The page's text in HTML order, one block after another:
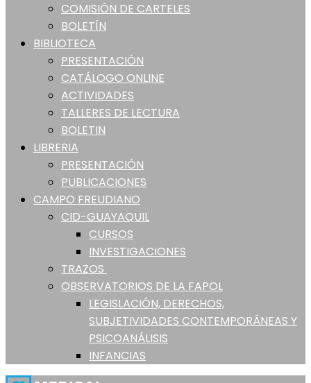
COMISIÓN DE CARTELES
BOLETÍN
BIBLIOTECA
PRESENTACIÓN
CATÁLOGO ONLINE
ACTIVIDADES
TALLERES DE LECTURA
BOLETIN
LIBRERIA
PRESENTACIÓN
PUBLICACIONES
CAMPO FREUDIANO
CID-GUAYAQUIL
CURSOS
INVESTIGACIONES
TRAZOS
OBSERVATORIOS DE LA FAPOL
LEGISLACIÓN, DERECHOS,
SUBJETIVIDADES CONTEMPORÁNEAS Y
PSICOANÁLISIS
INFANCIAS